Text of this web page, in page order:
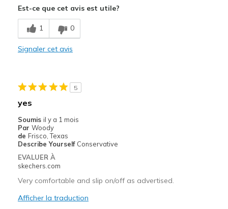
Breathe Well
Comfortable
Travel
Width
Sizing
View On Shoes
Shoes are for Wearing
Est-ce que cet avis est utile?
1 0
Signaler cet avis
5
yes
Soumis il y a 1 mois
Par Woody
de Frisco, Texas
Describe Yourself Conservative
EVALUER À
skechers.com
Very comfortable and slip on/off as advertised.
Afficher la traduction